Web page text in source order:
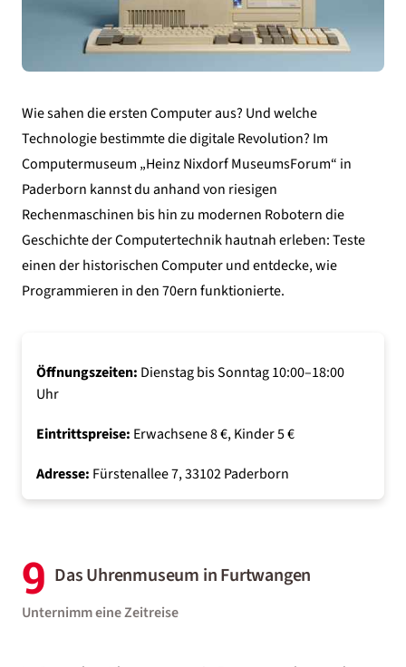
Wie sahen die ersten Computer aus? Und welche
Technologie bestimmte die digitale Revolution? Im
Computermuseum „Heinz Nixdorf MuseumsForum“ in
Paderborn kannst du anhand von riesigen
Rechenmaschinen bis hin zu modernen Robotern die
Geschichte der Computertechnik hautnah erleben: Teste
einen der historischen Computer und entdecke, wie
Programmieren in den 70ern funktionierte.
Öffnungszeiten: Dienstag bis Sonntag 10:00–18:00
Uhr
Eintrittspreise: Erwachsene 8 €, Kinder 5 €
Adresse: Fürstenallee 7, 33102 Paderborn
9 Das Uhrenmuseum in Furtwangen
Unternimm eine Zeitreise